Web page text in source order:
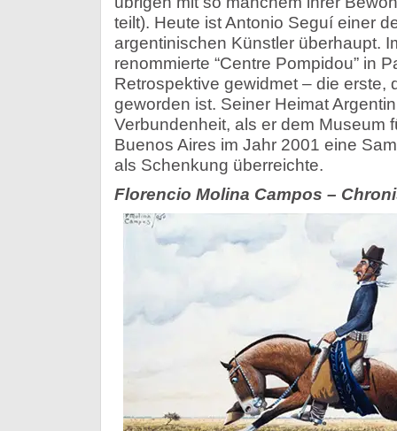
teilt). Heute ist Antonio Seguí einer
argentinischen Künstler überhaupt.
renommierte “Centre Pompidou” in
Retrospektive gewidmet – die erste,
geworden ist. Seiner Heimat
Verbundenheit, als er dem Museum
Buenos Aires im Jahr 2001 eine
als Schenkung überreichte.
Florencio Molina Campos –